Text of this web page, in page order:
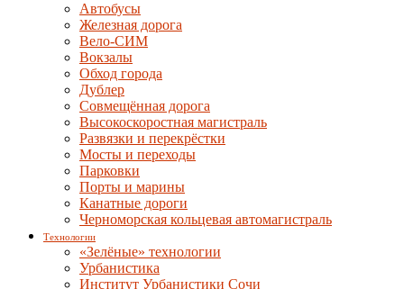
Автобусы
Железная дорога
Вело-СИМ
Вокзалы
Обход города
Дублер
Совмещённая дорога
Высокоскоростная магистраль
Развязки и перекрёстки
Мосты и переходы
Парковки
Порты и марины
Канатные дороги
Черноморская кольцевая автомагистраль
Технологии
«Зелёные» технологии
Урбанистика
Институт Урбанистики Сочи